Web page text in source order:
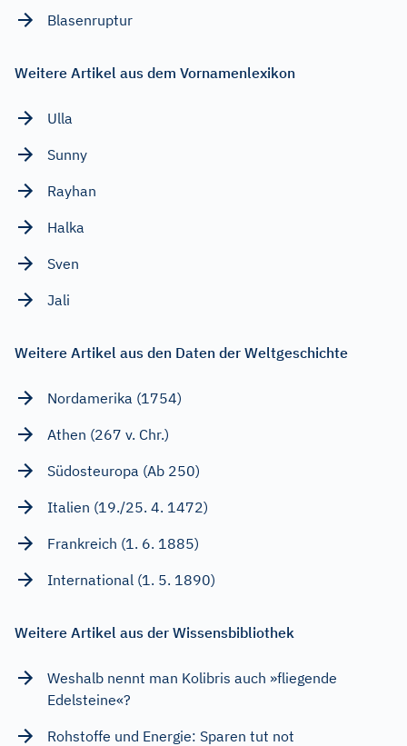
Blasenruptur
Weitere Artikel aus dem Vornamenlexikon
Ulla
Sunny
Rayhan
Halka
Sven
Jali
Weitere Artikel aus den Daten der Weltgeschichte
Nordamerika (1754)
Athen (267 v. Chr.)
Südosteuropa (Ab 250)
Italien (19./25. 4. 1472)
Frankreich (1. 6. 1885)
International (1. 5. 1890)
Weitere Artikel aus der Wissensbibliothek
Weshalb nennt man Kolibris auch »fliegende
Edelsteine«?
Rohstoffe und Energie: Sparen tut not